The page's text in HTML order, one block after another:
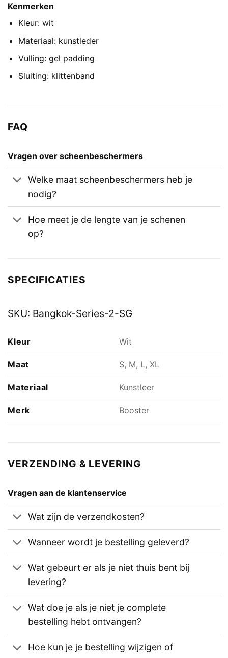
Kenmerken
Kleur: wit
Materiaal: kunstleder
Vulling: gel padding
Sluiting: klittenband
FAQ
Vragen over scheenbeschermers
Welke maat scheenbeschermers heb je
nodig?
Hoe meet je de lengte van je schenen
op?
SPECIFICATIES
SKU: Bangkok-Series-2-SG
Kleur Wit
Maat S, M, L, XL
Materiaal Kunstleer
Merk Booster
VERZENDING & LEVERING
Vragen aan de klantenservice
Wat zijn de verzendkosten?
Wanneer wordt je bestelling geleverd?
Wat gebeurt er als je niet thuis bent bij
levering?
Wat doe je als je niet je complete
bestelling hebt ontvangen?
Hoe kun je je bestelling wijzigen of